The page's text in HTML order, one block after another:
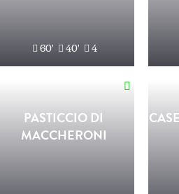
60' 40' 4
PASTICCIO DI
MACCHERONI